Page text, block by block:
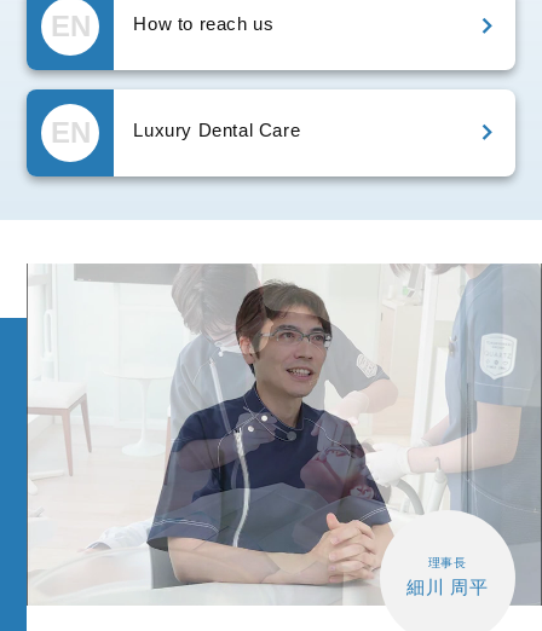
EN How to reach us
EN Luxury Dental Care
理事長
細川 周平